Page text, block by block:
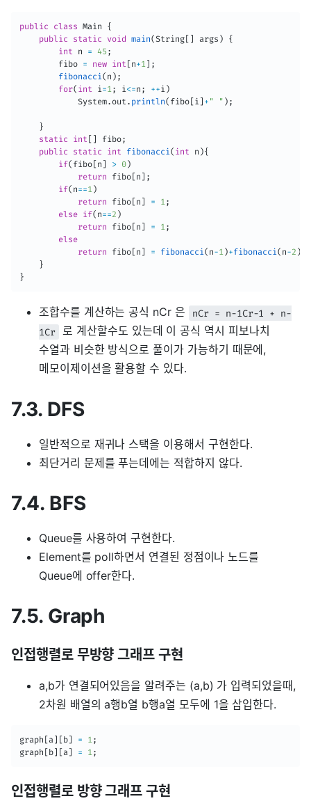
public class Main
{
public
static void main(String args )
{
int n = 45 ;
        fibo
= new int n+1
;
fibonacci( n ) ;
for( int i=1; i<=n ; ++i )
System. out . println( fibo i + " " ) ;
}
static
int fibo;
public
static int fibonacci( int n ){
if( fibo n > 0 )
return fibo n
;
if( n==1 )
return fibo n = 1;
else if( n==2 )
return fibo n = 1;
else
return fibo n = fibonacci( n-1 )+fibonacci( n-2 )
}
}
조합수를 계산하는 공식 nCr 은
nCr = n-1Cr-1 + n-
1Cr 로 계산할수도 있는데 이 공식 역시 피보나치
수열과 비슷한 방식으로 풀이가 가능하기 때문에,
메모이제이션을 활용할 수 있다.
7.3. DFS
일반적으로 재귀나 스택을 이용해서 구현한다.
최단거리 문제를 푸는데에는 적합하지 않다.
7.4. BFS
Queue를 사용하여 구현한다.
Element를 poll하면서 연결된 정점이나 노드를
Queue에 offer한다.
7.5. Graph
인접행렬로 무방향 그래프 구현
a,b가 연결되어있음을 알려주는 (a,b) 가 입력되었을때,
2차원 배열의 a행b열 b행a열 모두에 1을 삽입한다.
graph a b = 1;
graph
b a = 1;
인접행렬로 방향 그래프 구현